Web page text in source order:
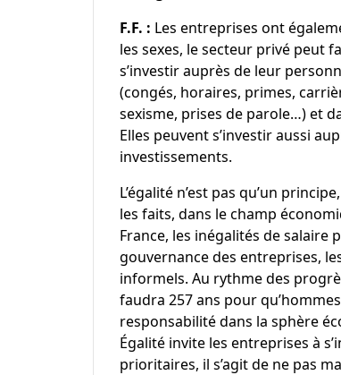
F.F. : Les entreprises ont
les sexes, le secteur privé peut
s’investir auprès de leur
(congés, horaires, primes,
sexisme, prises de parole…) et
Elles peuvent s’investir aussi
investissements.
L’égalité n’est pas qu’un
les faits, dans le champ
France, les inégalités de salaire
gouvernance des entreprises,
informels. Au rythme des
faudra 257 ans pour
responsabilité dans la sphère
Égalité invite les entreprises à
prioritaires, il s’agit de ne pas